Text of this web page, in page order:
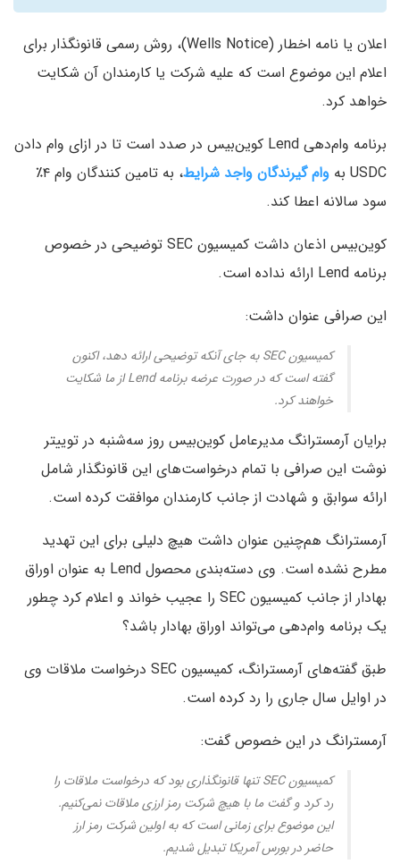
اعلان یا نامه اخطار (Wells Notice)، روش رسمی قانونگذار برای
اعلام این موضوع است که علیه شرکت یا کارمندان آن شکایت
خواهد کرد.
برنامه وام‌دهی Lend کوین‌بیس در صدد است تا در ازای وام دادن
USDC به
وام گیرندگان واجد شرایط
، به تامین کنندگان وام ۴٪
سود سالانه اعطا کند.
کوین‌بیس اذعان داشت کمیسیون SEC توضیحی در خصوص
برنامه Lend ارائه نداده است.
این صرافی عنوان داشت:
کمیسیون SEC به جای آنکه توضیحی ارائه دهد، اکنون
گفته است که در صورت عرضه برنامه Lend از ما شکایت
خواهند کرد.
برایان آرمسترانگ مدیرعامل کوین‌بیس روز سه‌شنبه در توییتر
نوشت این صرافی با تمام درخواست‌های این قانونگذار شامل
ارائه سوابق و شهادت از جانب کارمندان موافقت کرده است.
آرمسترانگ هم‌چنین عنوان داشت هیچ دلیلی برای این تهدید
مطرح نشده است. وی دسته‌بندی محصول Lend به عنوان اوراق
بهادار از جانب کمیسیون SEC را عجیب خواند و اعلام کرد چطور
یک برنامه وام‌دهی می‌تواند اوراق بهادار باشد؟
طبق گفته‌های آرمسترانگ، کمیسیون SEC درخواست ملاقات وی
در اوایل سال جاری را رد کرده است.
آرمسترانگ در این خصوص گفت:
کمیسیون SEC تنها قانونگذاری بود که درخواست ملاقات را
رد کرد و گفت ما با هیچ شرکت رمز ارزی ملاقات نمی‌کنیم.
این موضوع برای زمانی است که به اولین شرکت رمز ارز
حاضر در بورس آمریکا تبدیل شدیم.